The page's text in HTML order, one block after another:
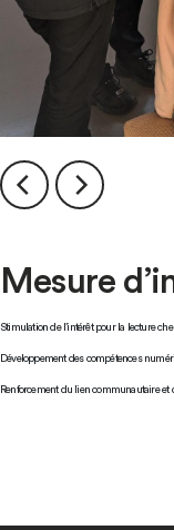
Mesure
Stimulation de l’intérêt pour la lecture
Développement des compétences
Renforcement du lien communautaire et